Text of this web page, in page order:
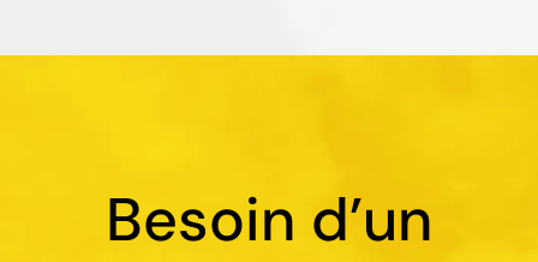
Besoin d’un